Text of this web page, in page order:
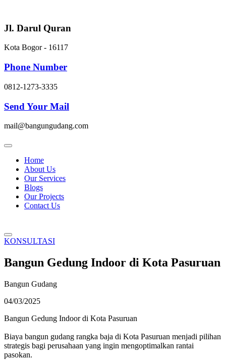
content
Jl. Darul Quran
Kota Bogor - 16117
Phone Number
0812-1273-3335
Send Your Mail
mail@bangungudang.com
Home
About Us
Our Services
Blogs
Our Projects
Contact Us
KONSULTASI
Bangun Gedung Indoor di Kota Pasuruan
Bangun Gudang
04/03/2025
Bangun Gedung Indoor di Kota Pasuruan
Biaya bangun gudang rangka baja di Kota Pasuruan menjadi pilihan
strategis bagi perusahaan yang ingin mengoptimalkan rantai
pasokan.